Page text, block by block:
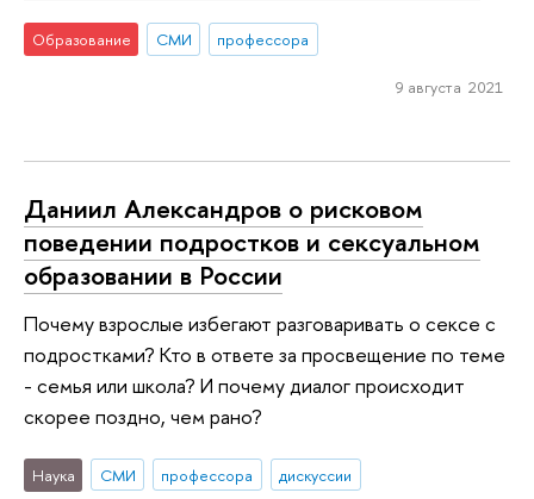
Образование СМИ профессора
9 августа 2021
Даниил Александров о рисковом
поведении подростков и сексуальном
образовании в России
Почему взрослые избегают разговаривать о сексе с
подростками? Кто в ответе за просвещение по теме
- семья или школа? И почему диалог происходит
скорее поздно, чем рано?
Наука СМИ профессора дискуссии